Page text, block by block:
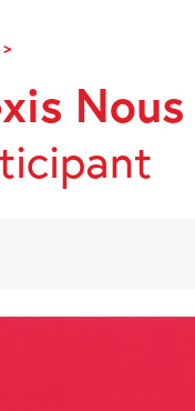
>ALEXIS
Nous